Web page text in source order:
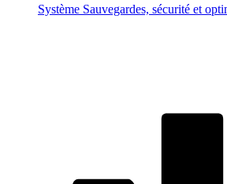
Système Sauvegardes, sécurité et